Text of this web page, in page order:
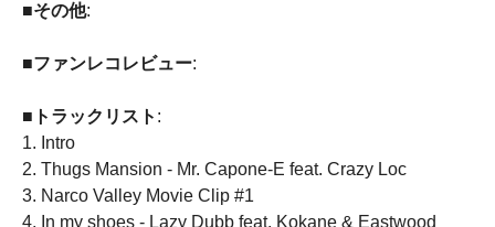
■その他:
■ファンレコレビュー:
■トラックリスト :
1. Intro
2. Thugs Mansion - Mr. Capone-E feat. Crazy Loc
3. Narco Valley Movie Clip #1
4. In my shoes - Lazy Dubb feat. Kokane & Eastwood